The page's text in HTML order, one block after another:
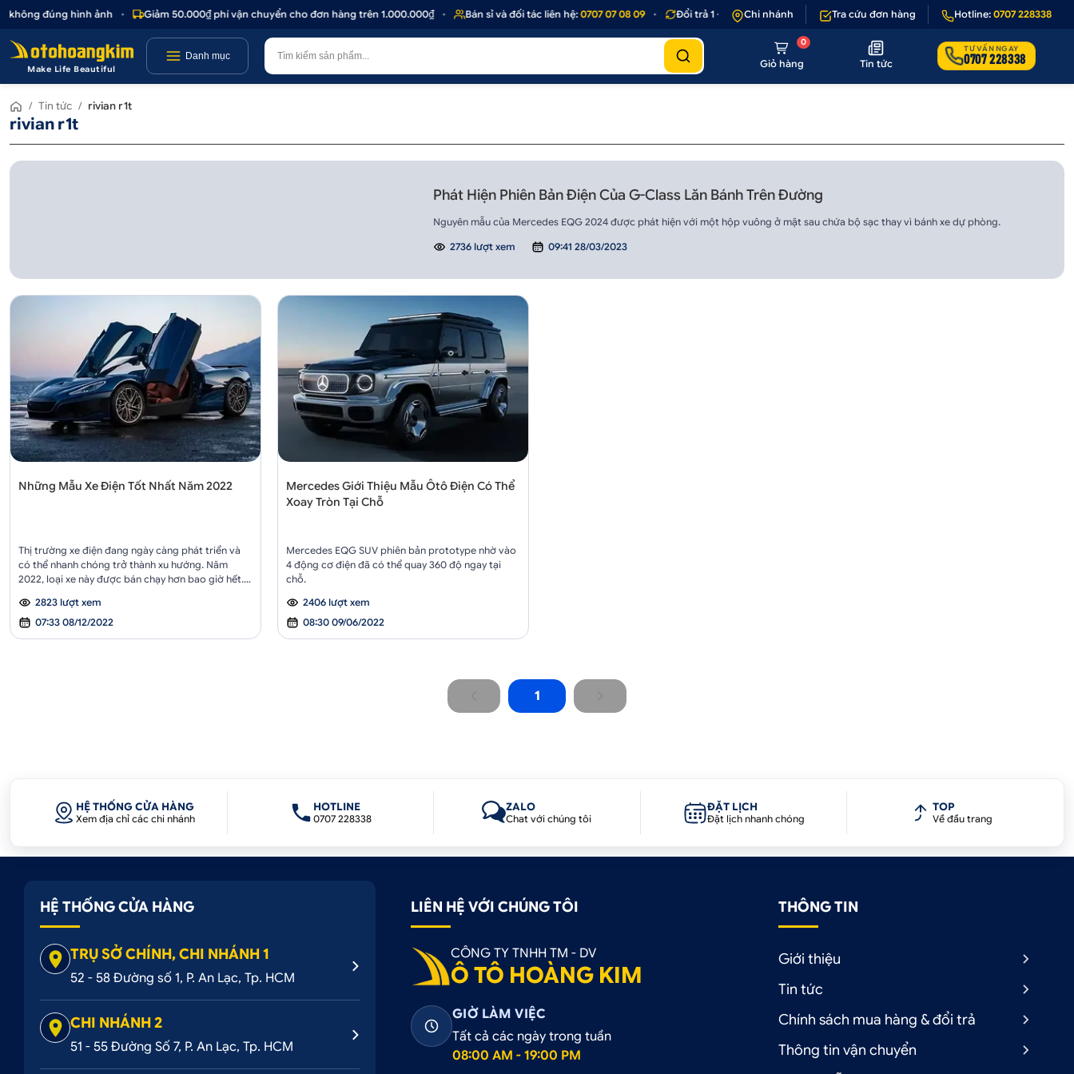
đúng hình ảnh • Giảm 50.000₫ phí vận chuyển cho đơn hàng trên 1.000.000₫ • Bán sỉ và đối tác liên hệ:0707 07 08 09 • Đổi trả 1 - 1 nếu sản phẩm lỗi hoặc không đúng hình ảnh • Giảm 50.000₫ phí vận
Chi nhánh Tra cứu đơn hàng Hotline: 0707 228338
Make Life Beautiful
Danh mục
Giỏ hàng
0
Tin tức
TƯ VẤN NGAY
0707 228338
/ Tin tức / rivian r1t
rivian r1t
Phát Hiện Phiên Bản Điện Của G-Class Lăn Bánh Trên Đường
Nguyên mẫu của Mercedes EQG 2024 được phát hiện với một hộp vuông ở mặt sau chứa bộ sạc thay vì bánh xe dự phòng.
2736 lượt xem 09:41 28/03/2023
Những Mẫu Xe Điện Tốt Nhất Năm 2022
Thị trường xe điện đang ngày càng phát triển và
có thể nhanh chóng trở thành xu hướng. Năm
2022, loại xe này được bán chạy hơn bao giờ hết.
nhất năm 2022 sẽ đến từ những thương hiệu xe hơi
nào?
2823 lượt xem
07:33 08/12/2022
Mercedes Giới Thiệu Mẫu Ôtô Điện Có Thể
Xoay Tròn Tại Chỗ
Mercedes EQG SUV phiên bản prototype nhờ vào
4 động cơ điện đã có thể quay 360 độ ngay tại
chỗ.
2406 lượt xem
08:30 09/06/2022
1
HỆ THỐNG CỬA HÀNG
Xem địa chỉ các chi nhánh
HOTLINE
0707 228338
ZALO
Chat với chúng tôi
ĐẶT LỊCH
Đặt lịch nhanh chóng
TOP
Về đầu trang
HỆ THỐNG CỬA HÀNG
TRỤ SỞ CHÍNH, CHI NHÁNH 1
52 - 58 Đường số 1, P. An Lạc, Tp. HCM
CHI NHÁNH 2
51 - 55 Đường Số 7, P. An Lạc, Tp. HCM
LIÊN HỆ VỚI CHÚNG TÔI
CÔNG TY TNHH TM - DV
Ô TÔ HOÀNG KIM
GIỜ LÀM VIỆC
Tất cả các ngày trong tuần
08:00 AM - 19:00 PM
THÔNG TIN
Giới thiệu
Tin tức
Chính sách mua hàng & đổi trả
Thông tin vận chuyển